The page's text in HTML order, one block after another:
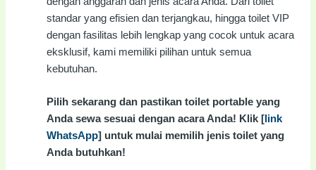
standar yang efisien dan terjangkau, hingga toilet VIP
dengan fasilitas lebih lengkap yang cocok untuk acara
eksklusif, kami memiliki pilihan untuk semua
kebutuhan.
Pilih sekarang dan pastikan toilet portable yang
Anda sewa sesuai dengan acara Anda! Klik [ link
WhatsApp] untuk mulai memilih jenis toilet yang
Anda butuhkan!